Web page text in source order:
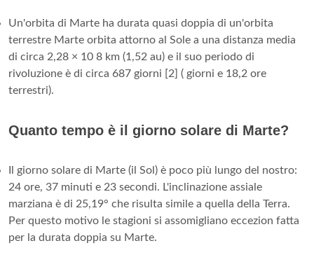
Un'orbita di Marte ha durata quasi doppia di un'orbita
terrestre Marte orbita attorno al Sole a una distanza media
di circa 2,28 × 10 8 km (1,52 au) e il suo periodo di
rivoluzione è di circa 687 giorni [2] ( giorni e 18,2 ore
terrestri).
Quanto tempo è il giorno solare di Marte?
Il giorno solare di Marte (il Sol) è poco più lungo del nostro:
24 ore, 37 minuti e 23 secondi. L'inclinazione assiale
marziana è di 25,19° che risulta simile a quella della Terra.
Per questo motivo le stagioni si assomigliano eccezion fatta
per la durata doppia su Marte.